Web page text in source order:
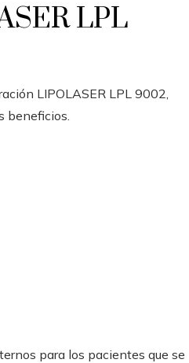
LPL
LIPOLASER LPL 9002,
beneficios.
para los pacientes que se